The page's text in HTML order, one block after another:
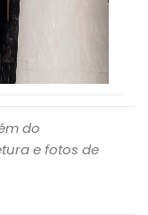
do
e fotos de